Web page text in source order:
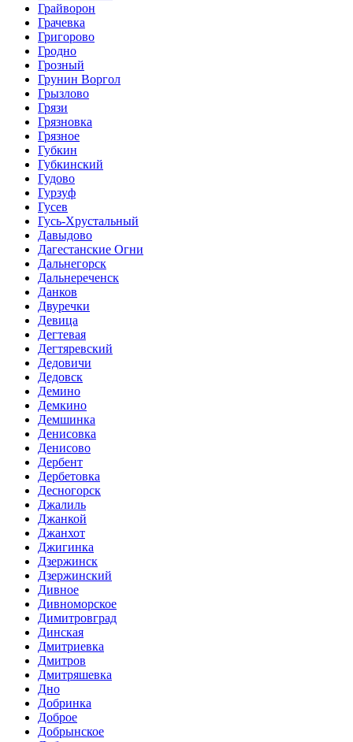
Грайворон
Грачевка
Григорово
Гродно
Грозный
Грунин Воргол
Грызлово
Грязи
Грязновка
Грязное
Губкин
Губкинский
Гудово
Гурзуф
Гусев
Гусь-Хрустальный
Давыдово
Дагестанские Огни
Дальнегорск
Дальнереченск
Данков
Двуречки
Девица
Дегтевая
Дегтяревский
Дедовичи
Дедовск
Демино
Демкино
Демшинка
Денисовка
Денисово
Дербент
Дербетовка
Десногорск
Джалиль
Джанкой
Джанхот
Джигинка
Дзержинск
Дзержинский
Дивное
Дивноморское
Димитровград
Динская
Дмитриевка
Дмитров
Дмитряшевка
Дно
Добринка
Доброе
Добрынское